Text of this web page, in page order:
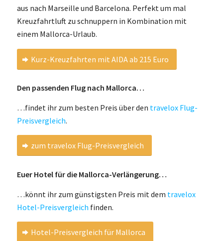
aus nach Marseille und Barcelona. Perfekt um mal
Kreuzfahrtluft zu schnuppern in Kombination mit
einem Mallorca-Urlaub.
Kurz-Kreuzfahrten mit AIDA ab 215 Euro
Den passenden Flug nach Mallorca…
…findet ihr zum besten Preis über den travelox Flug-
Preisvergleich.
zum travelox Flug-Preisvergleich
Euer Hotel für die Mallorca-Verlängerung…
…könnt ihr zum günstigsten Preis mit dem travelox
Hotel-Preisvergleich finden.
Hotel-Preisvergleich für Mallorca